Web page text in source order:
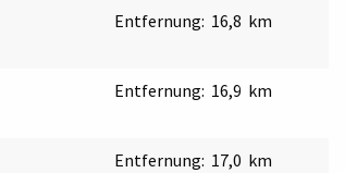
Entfernung: 16,8 km
Entfernung: 16,9 km
Entfernung: 17,0 km